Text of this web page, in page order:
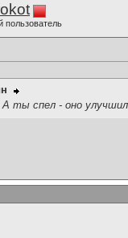
пользователь
А ты спел - оно